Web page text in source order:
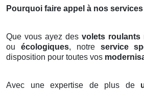
Pourquoi faire appel à nos services
Que vous ayez des volets roulants
ou écologiques, notre service
disposition pour toutes vos
Avec une expertise de plus de